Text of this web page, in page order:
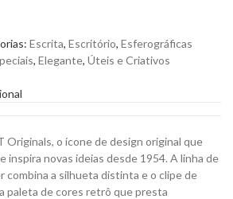
Escrita, Escritório, Esferográficas
, Elegante, Úteis e Criativos
Originals, o ícone de design original que
inspira novas ideias desde 1954. A linha de
a silhueta distinta e o clipe de
paleta de cores retrô que presta